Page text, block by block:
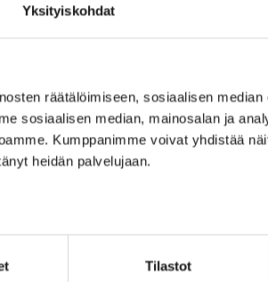
Yksityiskohdat
räätälöimiseen, sosiaalisen
sosiaalisen median, mainosalan ja
Kumppanimme voivat yhdistää
heidän palvelujaan.
Tilastot
Lumijokelainen
seurakuntansa
Ole